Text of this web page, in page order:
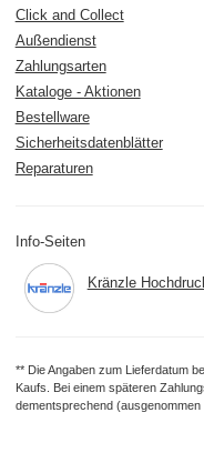
Click and Collect
Außendienst
Zahlungsarten
Kataloge - Aktionen
Bestellware
Sicherheitsdatenblätter
Reparaturen
Info-Seiten
Kränzle
** Die Angaben zum Lieferdatum
Kaufs. Bei einem späteren
dementsprechend (ausgenommen